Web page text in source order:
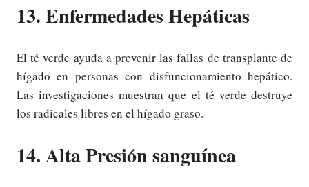
13. Enfermedades Hepáticas
El té verde ayuda a prevenir las fallas de transplante de
hígado en personas con disfuncionamiento hepático.
Las investigaciones muestran que el té verde destruye
los radicales libres en el hígado graso.
14. Alta Presión sanguínea